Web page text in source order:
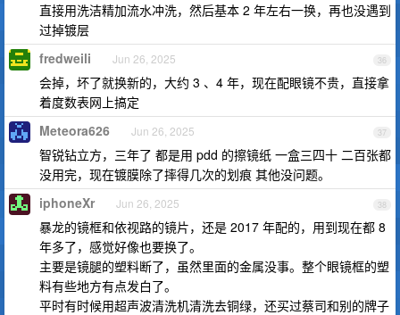
直接用洗洁精加流水冲洗，然后基本 2 年左右一换，再也没遇到
过掉镀层
36
fredweili Jun 26, 2025
会掉，坏了就换新的，大约 3 、4 年，现在配眼镜不贵，直接拿
着度数表网上搞定
37
Meteora626 Jun 26, 2025
智锐钻立方，三年了 都是用 pdd 的擦镜纸 一盒三四十 二百张都
没用完，现在镀膜除了摔得几次的划痕 其他没问题。
38
iphoneXr Jun 26, 2025
暴龙的镜框和依视路的镜片，还是 2017 年配的，用到现在都 8
年多了，感觉好像也要换了。
主要是镜腿的塑料断了，虽然里面的金属没事。整个眼镜框的塑
料有些地方有点发白了。
平时有时候用超声波清洗机清洗去铜绿，还买过蔡司和别的牌子